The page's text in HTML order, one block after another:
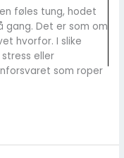
føles tung, hodet
gang. Det er som om
hvorfor. I slike
eller
som roper